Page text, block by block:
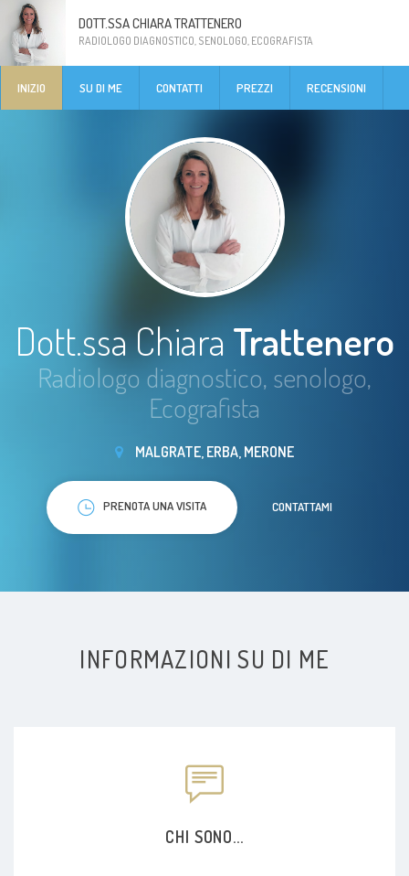
DOTT.SSA CHIARA TRATTENERO
RADIOLOGO DIAGNOSTICO, SENOLOGO, ECOGRAFISTA
INIZIO SU DI ME CONTATTI PREZZI RECENSIONI
Dott.ssa Chiara Trattenero
Radiologo diagnostico, senologo,
Ecografista
MALGRATE, ERBA, MERONE
PRENOTA UNA VISITA CONTATTAMI
INFORMAZIONI SU DI ME
CHI SONO...